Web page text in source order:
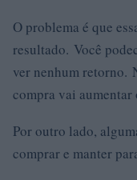
O problema é que
resultado. Você
ver nenhum retorno.
compra vai aumentar
Por outro lado,
comprar e manter